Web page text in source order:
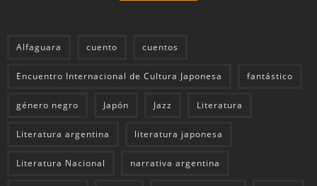
Alfaguara cuento cuentos
Encuentro Internacional de Cultura Japonesa fantástico
género negro Japón Jazz Literatura
Literatura argentina literatura japonesa
Literatura Nacional narrativa argentina